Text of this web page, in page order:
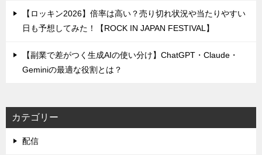
【ロッキン2026】倍率は高い？売り切れ状況や当たりやすい
日も予想してみた！【ROCK IN JAPAN FESTIVAL】
【副業で差がつく生成AIの使い分け】ChatGPT・Claude・
Geminiの最適な役割とは？
カテゴリー
配信